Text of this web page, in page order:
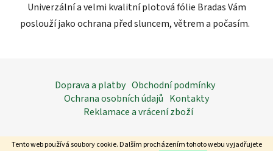
Tento web používá soubory cookie. Dalším procházením tohoto webu vyjadřujete
Univerzální a velmi kvalitní plotová fólie Bradas Vám
poslouží jako ochrana před sluncem, větrem a počasím.
Doprava a platby Obchodní podmínky
Ochrana osobních údajů Kontakty
Reklamace a vrácení zboží